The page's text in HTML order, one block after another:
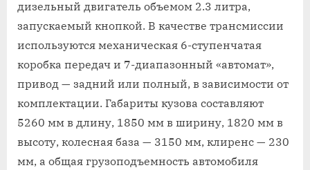
дизельный двигатель объемом 2.3 литра,
запускаемый кнопкой. В качестве трансмиссии
используются механическая 6-ступенчатая
коробка передач и 7-диапазонный «автомат»,
привод — задний или полный, в зависимости от
комплектации. Габариты кузова составляют
5260 мм в длину, 1850 мм в ширину, 1820 мм в
высоту, колесная база — 3150 мм, клиренс — 230
мм, а общая грузоподъемность автомобиля